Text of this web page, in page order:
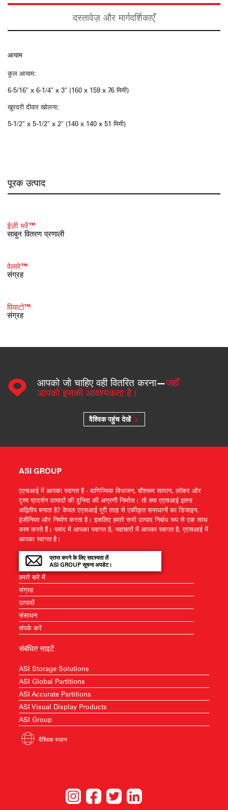
दस्तावेज़ और मार्गदर्शिकाएँ
आयाम
कुल आयाम:
6-5/16" x 6-1/4" x 3" (160 x 159 x 76 मिमी)
खुरदरी दीवार खोलना:
5-1/2" x 5-1/2" x 2" (140 x 140 x 51 मिमी)
पूरक उत्पाद
ईज़ी भरें™
साबुन वितरण प्रणाली
वेलारे™
संग्रह
पियाटो™
संग्रह
आपको जो चाहिए वही वितरित करना—जहाँ
आपको इसकी आवश्यकता है।
वैश्विक पहुंच देखें
ASI GROUP
एएसआई में आपका स्वागत है - वाणिज्यिक विभाजन, वॉशरूम सामान, लॉकर और
दृश्य प्रदर्शन उत्पादों की दुनिया की अग्रणी निर्माता। तो क्या एएसआई इतना
अद्वितीय बनाता है? केवल एएसआई पूरी तरह से एकीकृत समाधानों का डिजाइन,
इंजीनियर और निर्माण करता है। इसलिए हमारे सभी उत्पाद निर्बाध रूप से एक साथ
काम करते हैं। पसंद में आपका स्वागत है, नवाचारों में आपका स्वागत है, एएसआई में
आपका स्वागत है।
प्राप्त करने के लिए सदस्यता लें
ASI GROUP सूचना अपडेट।
हमारे बारे में
संग्रह
उत्पादों
संसाधन
संपर्क करें
संबंधित साइटें
ASI Storage Solutions
ASI Global Partitions
ASI Accurate Partitions
ASI Visual Display Products
ASI Group
वैश्विक स्थान